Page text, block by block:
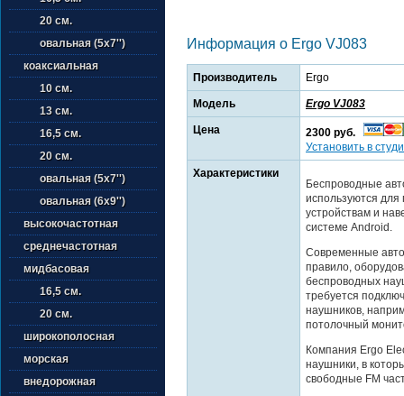
20 см.
овальная (5х7'')
коаксиальная
10 см.
13 см.
16,5 см.
20 см.
овальная (5х7'')
овальная (6х9'')
высокочастотная
среднечастотная
мидбасовая
16,5 см.
20 см.
широкополосная
морская
внедорожная
Информация о Ergo VJ083
Производитель Ergo
Модель Ergo VJ083
Цена
2300 руб.
Установить в
Характеристики
Беспроводные
используются
устройствам и
системе Android.
Современные
правило,
беспроводных
требуется
наушников,
потолочный
Компания Ergo
наушники, в
свободные FM